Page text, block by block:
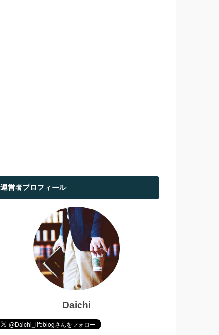
運営者プロフィール
Daichi